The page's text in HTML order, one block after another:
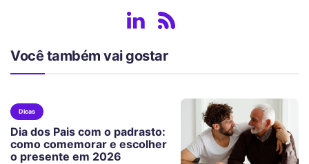
Você também vai gostar
Dicas
Dia dos Pais com o padrasto:
como comemorar e escolher
o presente em 2026